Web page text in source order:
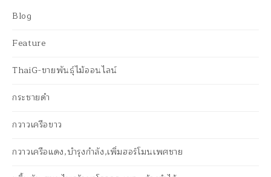
Blog
Feature
ThaiG-ขายพันธุ์ไม้ออนไลน์
กระชายดำ
กวาวเครือขาว
กวาวเครือแดง,บำรุงกำลัง,เพิ่มฮอร์โมนเพศชาย